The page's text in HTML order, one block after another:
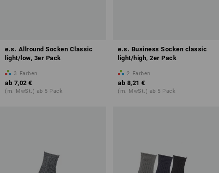
e.s. Allround Socken Classic
light/low, 3er Pack
3 Farben
ab 7,02 €
(m. MwSt.) ab 5 Pack
e.s. Business Socken classic
light/high, 2er Pack
2 Farben
ab 8,21 €
(m. MwSt.) ab 5 Pack